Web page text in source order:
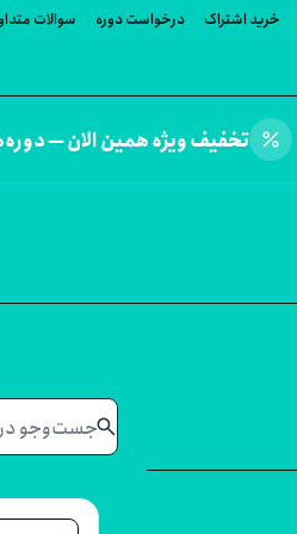
خرید اشتراک درخواست دوره سوالات
percent تخفیف ویژه همین الان —
search